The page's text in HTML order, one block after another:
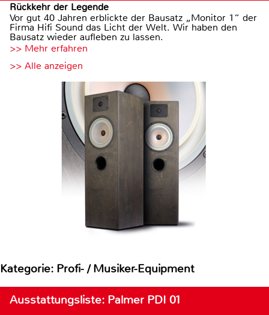
Rückkehr der Legende
Vor gut 40 Jahren erblickte der Bausatz „Monitor 1“ der
Firma Hifi Sound das Licht der Welt. Wir haben den
Bausatz wieder aufleben zu lassen.
>> Mehr erfahren
>> Alle anzeigen
Kategorie: Profi- / Musiker-Equipment
Ausstattungsliste: Palmer PDI 01